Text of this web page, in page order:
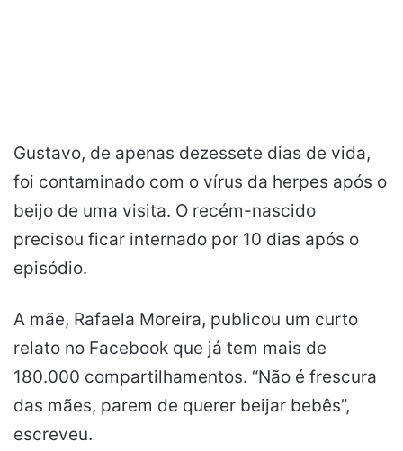
Gustavo, de apenas dezessete dias de vida,
foi contaminado com o vírus da herpes após o
beijo de uma visita. O recém-nascido
precisou ficar internado por 10 dias após o
episódio.
A mãe, Rafaela Moreira, publicou um curto
relato no Facebook que já tem mais de
180.000 compartilhamentos. “Não é frescura
das mães, parem de querer beijar bebês”,
escreveu.